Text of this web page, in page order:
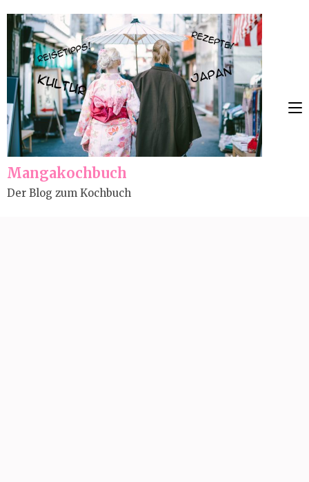
content
(Press
Enter)
Mangakochbuch
Der Blog zum Kochbuch